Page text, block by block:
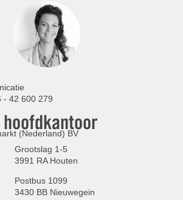
- 42 600 279
hoofdkantoor
(Nederland) BV
Grootslag 1-5
3991 RA Houten
Postbus 1099
3430 BB Nieuwegein